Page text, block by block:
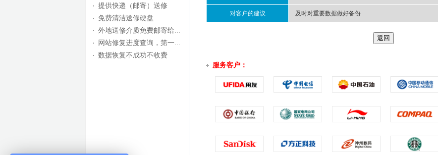
提供快递（邮寄）送修
免费清洁送修硬盘
外地送修介质免费邮寄给...
网站修复进度查询，第一...
数据恢复不成功不收费
对客户的建议 及时对重要数据做好备份
服务客户：